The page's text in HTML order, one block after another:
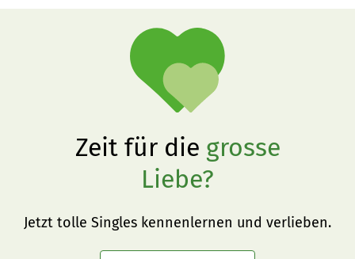
Zeit für die grosse
Liebe?
Jetzt tolle Singles kennenlernen und verlieben.